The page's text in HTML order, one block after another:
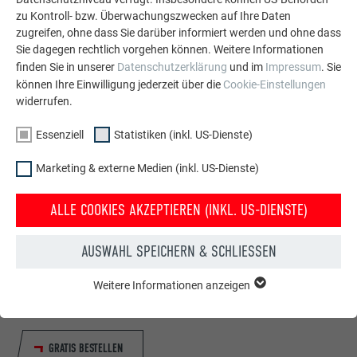
Kostenlos PREFA Prospekte bestellen
Dach, Fassade, Solar, Dachentwässerung &
sieht Ihr Haus nicht nur gut aus, sondern ist auch bestens
GRATIS BESTELLEN
zu Kontroll- bzw. Überwachungszwecken auf Ihre Daten
zugreifen, ohne dass Sie darüber informiert werden und ohne dass
Sie dagegen rechtlich vorgehen können. Weitere Informationen
finden Sie in unserer Datenschutzerklärung und im Impressum. Sie
können Ihre Einwilligung jederzeit über die Cookie-Einstellungen
widerrufen.
Essenziell Statistiken (inkl. US-Dienste)
Marketing & externe Medien (inkl. US-Dienste)
ALLE COOKIES AKZEPTIEREN (INKL. US-DIENSTE)
AUSWAHL SPEICHERN & SCHLIESSEN
dass die Website einwandfrei funktioniert.
Weitere Informationen anzeigen